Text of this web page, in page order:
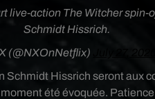
live-action The Witcher spin-
Schmidt Hissrich.
(@NXOnNetflix)
Schmidt Hissrich seront aux
été évoquée.